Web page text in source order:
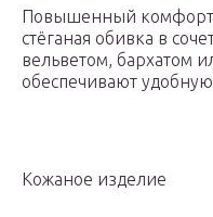
Повышенный комфорт
стёганая обивка в
вельветом, бархатом
обеспечивают
Кожаное изделие